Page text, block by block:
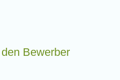
Bewerber